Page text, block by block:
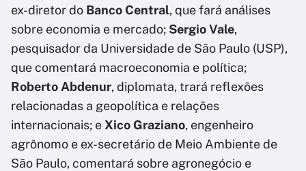
ex-diretor do Banco Central, que fará análises
sobre economia e mercado; Sergio Vale,
pesquisador da Universidade de São Paulo (USP),
que comentará macroeconomia e política;
Roberto Abdenur, diplomata, trará reflexões
relacionadas a geopolítica e relações
internacionais; e Xico Graziano, engenheiro
agrônomo e ex-secretário de Meio Ambiente de
São Paulo, comentará sobre agronegócio e